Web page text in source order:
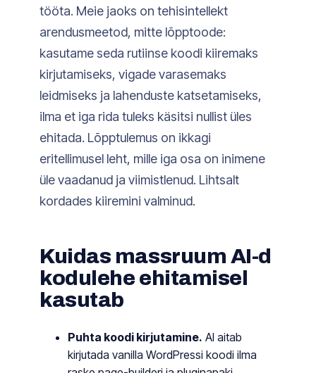
tööta. Meie jaoks on tehisintellekt
arendusmeetod, mitte lõpptoode:
kasutame seda rutiinse koodi kiiremaks
kirjutamiseks, vigade varasemaks
leidmiseks ja lahenduste katsetamiseks,
ilma et iga rida tuleks käsitsi nullist üles
ehitada. Lõpptulemus on ikkagi
eritellimusel leht, mille iga osa on inimene
üle vaadanud ja viimistlenud. Lihtsalt
kordades kiiremini valminud.
Kuidas massruum AI-d
kodulehe ehitamisel
kasutab
Puhta koodi kirjutamine. AI aitab
kirjutada vanilla WordPressi koodi ilma